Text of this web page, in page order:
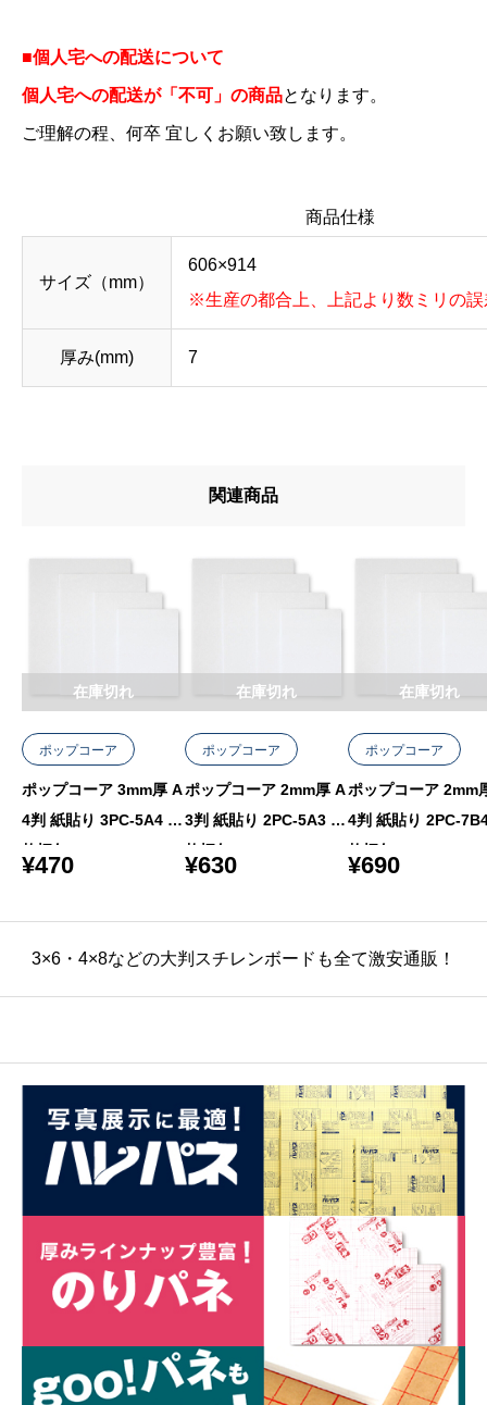
■個人宅への配送について
個人宅への配送が「不可」の商品となります。
ご理解の程、何卒 宜しくお願い致します。
商品仕様
サイズ（mm）
606×914
※生産の都合上、上記より数ミリの
厚み(mm) 7
関連商品
ポップコーア
ポップコーア 3mm厚 A
4判 紙貼り 3PC-5A4 5
枚梱包
¥470
在庫切れ
ポップコーア
ポップコーア 2mm厚 A
3判 紙貼り 2PC-5A3 5
枚梱包
¥630
在庫切れ
ポップコーア
ポップコーア 2mm
4判 紙貼り 2PC-
枚梱包
¥690
在庫切れ
3×6・4×8などの大判スチレンボードも全て激安通販！